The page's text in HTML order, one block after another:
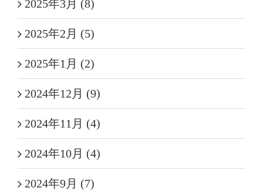
2025年3月 (8)
2025年2月 (5)
2025年1月 (2)
2024年12月 (9)
2024年11月 (4)
2024年10月 (4)
2024年9月 (7)